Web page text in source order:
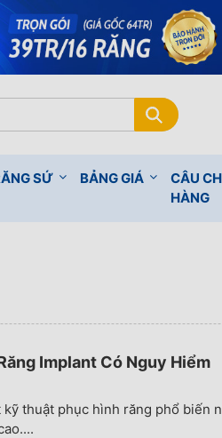
SỨ BẢNG GIÁ
CÂU
HÀNG
Implant Có Nguy Hiểm
thuật phục hình răng phổ biến